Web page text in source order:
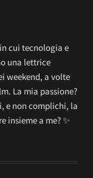
cui tecnologia e
una lettrice
weekend, a volte
La mia passione?
e non complichi, la
insieme a me? ✨